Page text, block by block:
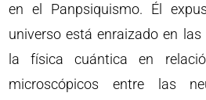
en el Panpsiquismo. Él
universo está enraizado en
la física cuántica en
microscópicos entre las